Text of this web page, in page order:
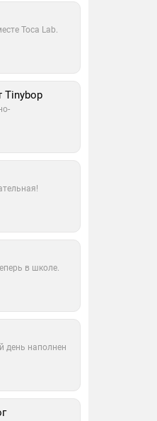
Toca Lab.
Tinybop
в школе.
день наполнен